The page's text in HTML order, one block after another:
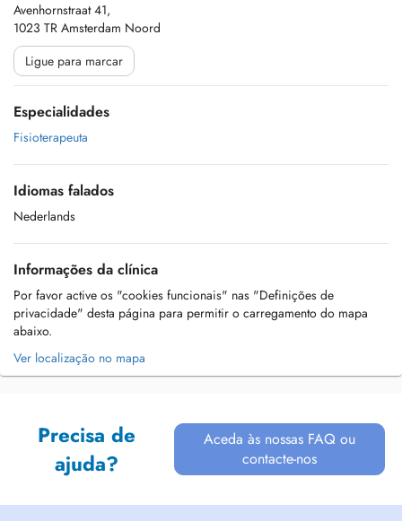
Avenhornstraat 41,
1023 TR Amsterdam Noord
Ligue para marcar
Especialidades
Fisioterapeuta
Idiomas falados
Nederlands
Informações da clínica
Por favor active os "cookies funcionais" nas "Definições de
privacidade" desta página para permitir o carregamento do mapa
abaixo.
Ver localização no mapa
Precisa de
ajuda?
Aceda às nossas FAQ ou
contacte-nos